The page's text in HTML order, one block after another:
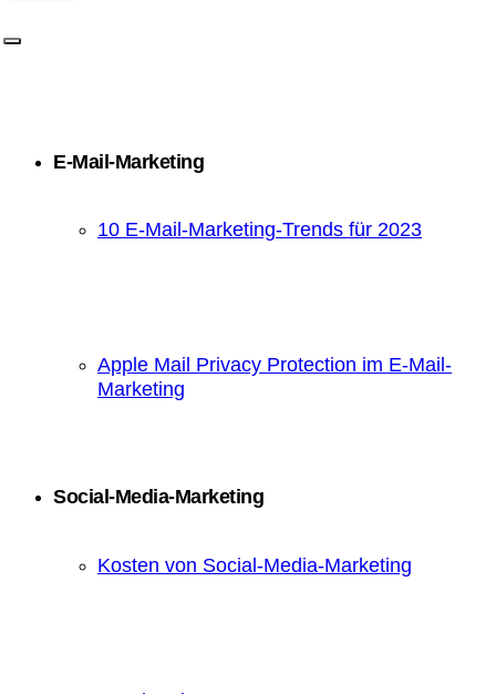
E-Mail-Marketing
10 E-Mail-Marketing-Trends für 2023
Apple Mail Privacy Protection im E-Mail-
Marketing
Social-Media-Marketing
Kosten von Social-Media-Marketing